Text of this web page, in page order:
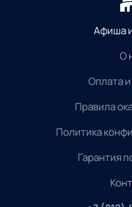
Афиша
О
Оплата
Правила
Политика
Гарантия